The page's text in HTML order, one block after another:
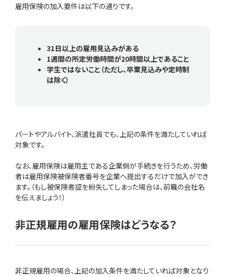
雇用保険の加入要件は以下の通りです。
31日以上の雇用見込みがある
1週間の所定労働時間が20時間以上であること
学生ではないこと（ただし、卒業見込みや定時制
は除く）
パートやアルバイト、派遣社員でも、上記の条件を満たしていれば
対象です。
なお、雇用保険は雇用主である企業側が手続きを行うため、労働
者は雇用保険被保険者番号を企業へ提出するだけで加入ができ
ます。（もし被保険者証を紛失してしまった場合は、前職の会社名
を伝えましょう！）
非正規雇用の雇用保険はどうなる？
非正規雇用の場合、上記の加入条件を満たしていれば対象となり